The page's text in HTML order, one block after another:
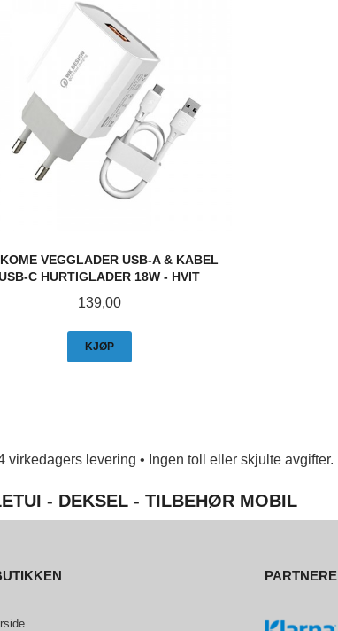
VEGGLADER USB-A & KABEL
C HURTIGLADER 18W - HVIT
Pris
139,00
KJØP
levering • Ingen toll eller skjulte avgifter.
- DEKSEL - TILBEHØR MOBIL
PARTNERE